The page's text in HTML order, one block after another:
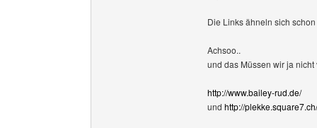
Die Links ähneln sich
Achsoo..
und das Müssen wir ja
http://www.bailey-rud.de/
und http://